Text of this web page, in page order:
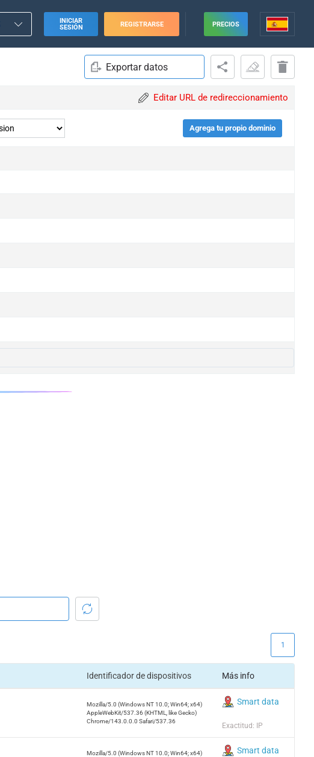
INICIAR
SESIÓN
REGISTRARSE PRECIOS
Exportar datos
Editar URL de redireccionamiento
Agrega tu propio dominio
1
Identificador de dispositivos Más info
Mozilla/5.0 (Windows NT 10.0; Win64; x64)
AppleWebKit/537.36 (KHTML, like Gecko)
Chrome/143.0.0.0 Safari/537.36
Smart data
Exactitud: IP
Mozilla/5.0 (Windows NT 10.0; Win64; x64)
Smart data